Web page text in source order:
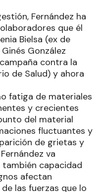
Fernández ha
que él
Bielsa (ex de
González
contra la
de Salud) y ahora
fatiga de materiales
y crecientes
del material
fluctuantes y
de grietas y
va
capacidad
afectan
las fuerzas que lo